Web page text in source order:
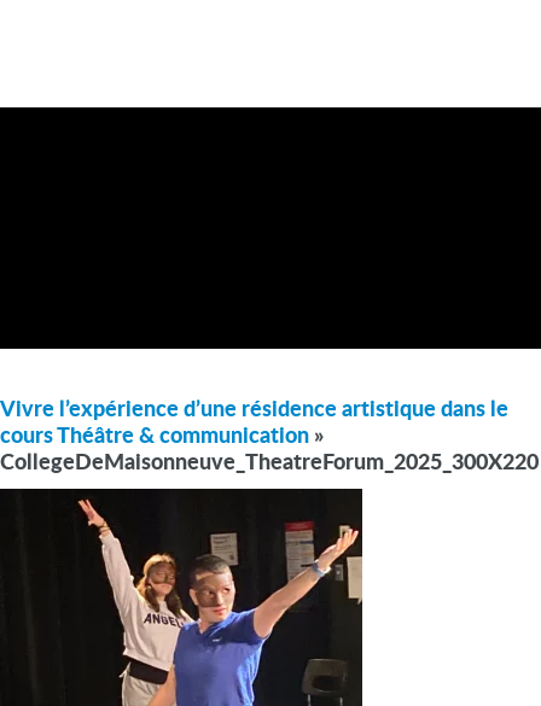
Vivre l’expérience d’une résidence artistique dans le
cours Théâtre & communication »
CollegeDeMaisonneuve_TheatreForum_2025_300X220